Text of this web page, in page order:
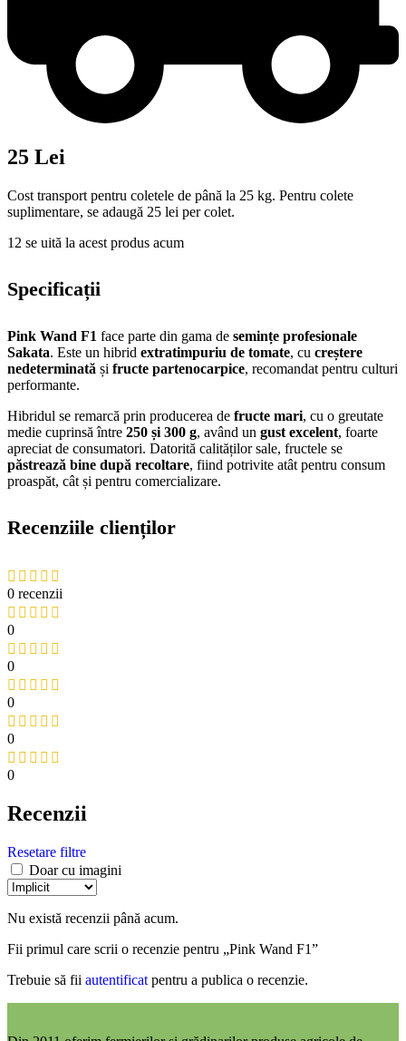
25 Lei
Cost transport pentru coletele de până la 25 kg. Pentru colete
suplimentare, se adaugă 25 lei per colet.
12 se uită la acest produs acum
Specificații
Pink Wand F1 face parte din gama de semințe profesionale
Sakata. Este un hibrid extratimpuriu de tomate, cu creștere
nedeterminată și fructe partenocarpice, recomandat pentru culturi
performante.
Hibridul se remarcă prin producerea de fructe mari, cu o greutate
medie cuprinsă între 250 și 300 g, având un gust excelent, foarte
apreciat de consumatori. Datorită calităților sale, fructele se
păstrează bine după recoltare, fiind potrivite atât pentru consum
proaspăt, cât și pentru comercializare.
Recenziile clienților
0 recenzii
0
0
0
0
0
Recenzii
Resetare filtre
Doar cu imagini
Nu există recenzii până acum.
Fii primul care scrii o recenzie pentru „Pink Wand F1”
Trebuie să fii autentificat pentru a publica o recenzie.